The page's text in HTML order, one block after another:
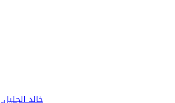
خالد الجليل